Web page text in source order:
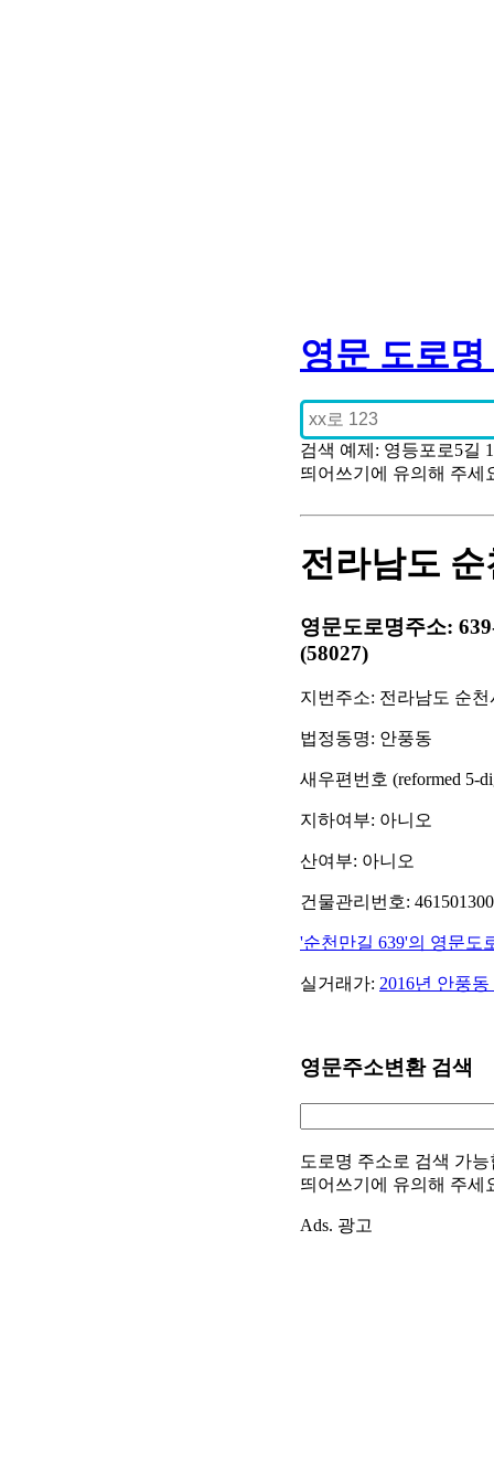
영문 도로
검색 예제: 영등포로5길
띄어쓰기에 유의해 주세
전라남도
영문도로명주소:
(58027)
지번주소: 전라남도 순
법정동명: 안풍동
새우편번호 (reformed 5-
지하여부: 아니오
산여부: 아니오
건물관리번호:
'순천만길 639'의 영문도
실거래가: 2016년 안풍
영문주소변환 검색
도로명 주소로 검색 가
띄어쓰기에 유의해 주세
Ads. 광고